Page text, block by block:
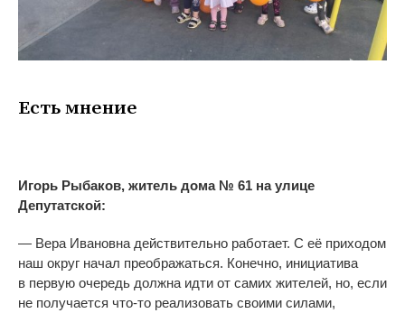
Есть мнение
Игорь Рыбаков, житель дома № 61 на улице
Депутатской:
— Вера Ивановна действительно работает. С её приходом
наш округ начал преображаться. Конечно, инициатива
в первую очередь должна идти от самих жителей, но, если
не получается что-то реализовать своими силами,